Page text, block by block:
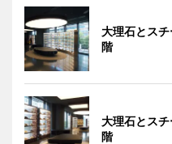
大理石とス
階
大理石とス
階